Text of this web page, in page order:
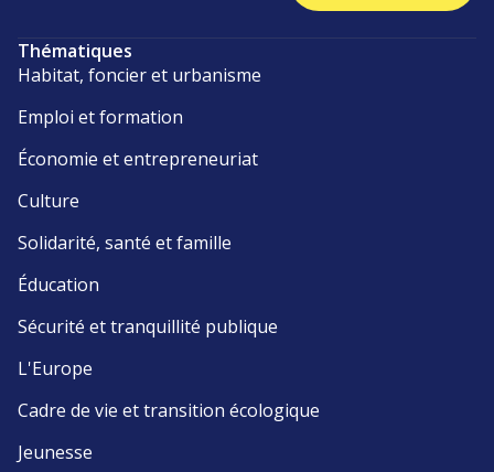
Thématiques
Habitat, foncier et urbanisme
Emploi et formation
Économie et entrepreneuriat
Culture
Solidarité, santé et famille
Éducation
Sécurité et tranquillité publique
L'Europe
Cadre de vie et transition écologique
Jeunesse